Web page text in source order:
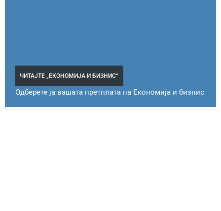
ЧИТАЈТЕ „ЕКОНОМИЈА И БИЗНИС“
Одберете ја вашата претплата на Економија и бизнис